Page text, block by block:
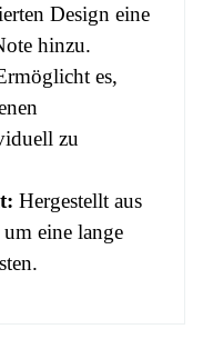
Design eine
hinzu.
es,
zu
Hergestellt aus
eine lange